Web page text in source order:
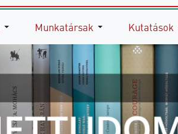
Munkatársak Kutatások